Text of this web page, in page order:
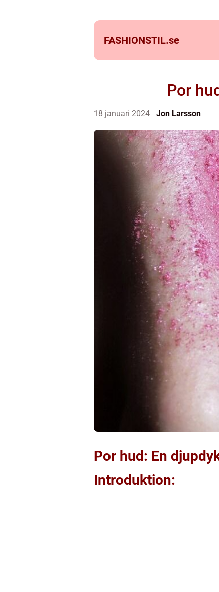
FASHIONSTIL.se
Por
18 januari 2024 Jon Larsson
Por hud: En
Introduktion: